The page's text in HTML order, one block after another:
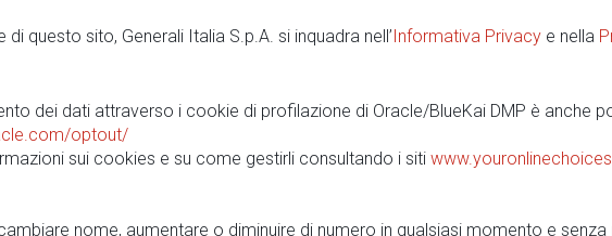
questo sito, Generali Italia S.p.A. si inquadra nell’Informativa Privacy e nella
dei dati attraverso i cookie di profilazione di Oracle/BlueKai DMP è anche
optout/
sui cookies e su come gestirli consultando i siti
nome, aumentare o diminuire di numero in qualsiasi momento e